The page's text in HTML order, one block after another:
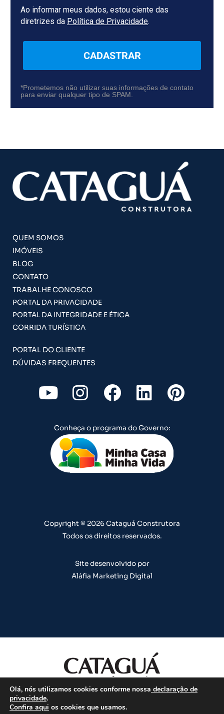
Ao informar meus dados, estou ciente das
diretrizes da Política de Privacidade.
CADASTRAR
*Prometemos não utilizar suas informações de contato
para enviar qualquer tipo de SPAM.
QUEM SOMOS
IMÓVEIS
BLOG
CONTATO
TRABALHE CONOSCO
PORTAL DA PRIVACIDADE
PORTAL DA INTEGRIDADE E ÉTICA
CORRIDA TURÍSTICA
PORTAL DO CLIENTE
DÚVIDAS FREQUENTES
Y
o
u
t
u
b
I
n
s
t
a
g
m
F
a
c
e
b
o
L
i
n
k
e
d
P
i
t
Conheça o programa do Governo:
Copyright © 2026 Cataguá Construtora
Todos os direitos reservados.
Site desenvolvido por
Aláfia Marketing Digital
Olá, nós utilizamos cookies conforme nossa declaração de
privacidade.
Confira aqui os cookies que usamos.